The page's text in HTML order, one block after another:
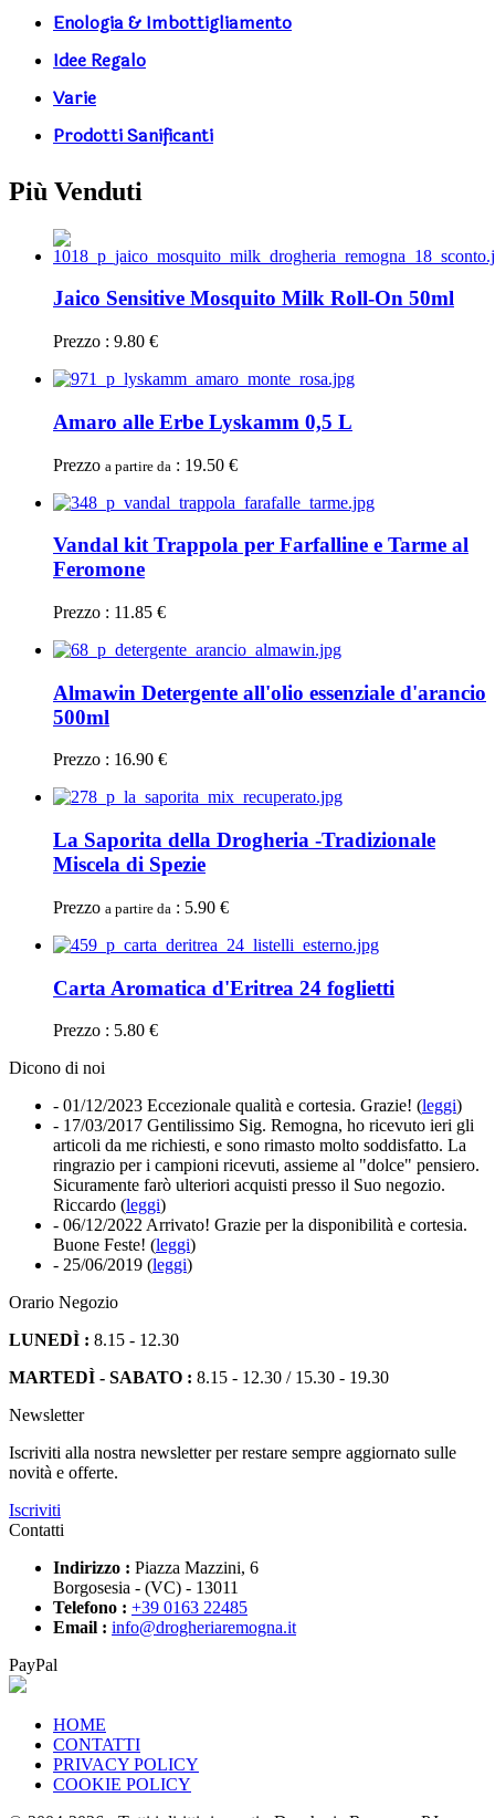
Enologia & Imbottigliamento
Idee Regalo
Varie
Prodotti Sanificanti
Più Venduti
Jaico Sensitive Mosquito Milk Roll-On 50ml
Prezzo : 9.80 €
Amaro alle Erbe Lyskamm 0,5 L
Prezzo a partire da : 19.50 €
Vandal kit Trappola per Farfalline e Tarme al
Feromone
Prezzo : 11.85 €
Almawin Detergente all'olio essenziale d'arancio
500ml
Prezzo : 16.90 €
La Saporita della Drogheria -Tradizionale
Miscela di Spezie
Prezzo a partire da : 5.90 €
Carta Aromatica d'Eritrea 24 foglietti
Prezzo : 5.80 €
Dicono di noi
- 01/12/2023 Eccezionale qualità e cortesia. Grazie! (leggi)
- 17/03/2017 Gentilissimo Sig. Remogna, ho ricevuto ieri gli
articoli da me richiesti, e sono rimasto molto soddisfatto. La
ringrazio per i campioni ricevuti, assieme al "dolce" pensiero.
Sicuramente farò ulteriori acquisti presso il Suo negozio.
Riccardo (leggi)
- 06/12/2022 Arrivato! Grazie per la disponibilità e cortesia.
Buone Feste! (leggi)
- 25/06/2019 (leggi)
Orario Negozio
LUNEDÌ : 8.15 - 12.30
MARTEDÌ - SABATO : 8.15 - 12.30 / 15.30 - 19.30
Newsletter
Iscriviti alla nostra newsletter per restare sempre aggiornato sulle
novità e offerte.
Iscriviti
Contatti
Indirizzo : Piazza Mazzini, 6
Borgosesia - (VC) - 13011
Telefono : +39 0163 22485
Email : info@drogheriaremogna.it
PayPal
HOME
CONTATTI
PRIVACY POLICY
COOKIE POLICY